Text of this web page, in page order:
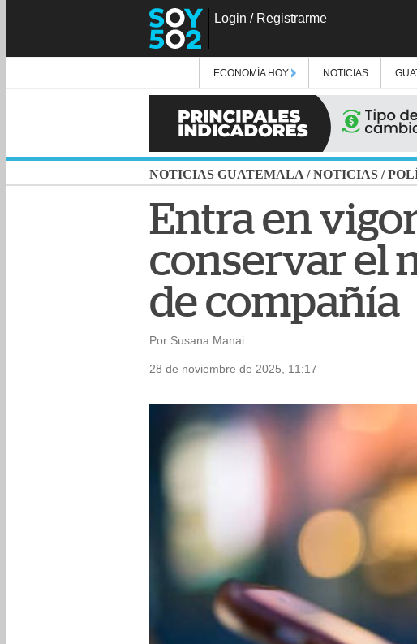
Login / Registrarme
ECONOMÍA HOY NOTICIAS
NOTICIAS GUATEMALA /NOTICIAS /
Entra en
conservar el
de compañía
Por Susana Manai
28 de noviembre de 2025, 11:17